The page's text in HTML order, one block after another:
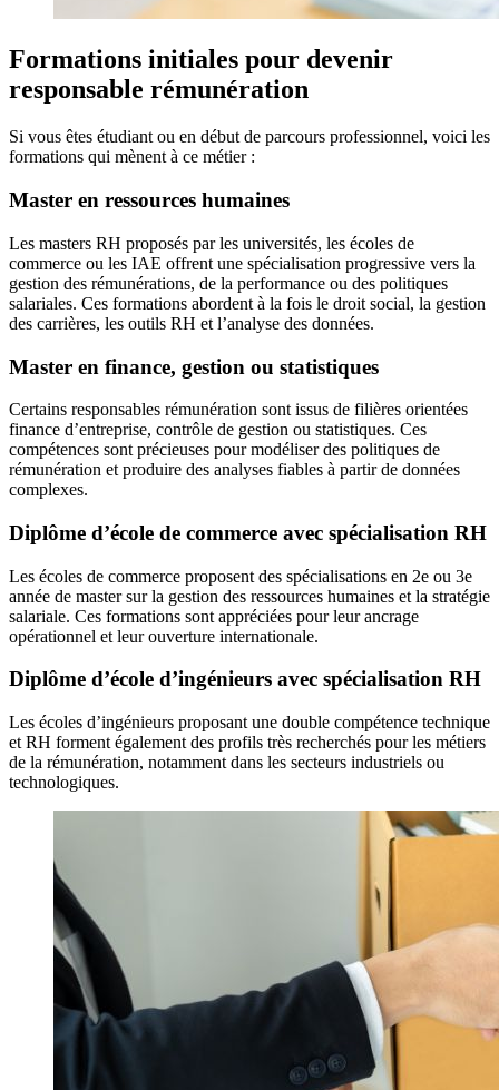
Formations initiales pour devenir
responsable rémunération
Si vous êtes étudiant ou en début de parcours professionnel, voici les
formations qui mènent à ce métier :
Master en ressources humaines
Les masters RH proposés par les universités, les écoles de
commerce ou les IAE offrent une spécialisation progressive vers la
gestion des rémunérations, de la performance ou des politiques
salariales. Ces formations abordent à la fois le droit social, la gestion
des carrières, les outils RH et l’analyse des données.
Master en finance, gestion ou statistiques
Certains responsables rémunération sont issus de filières orientées
finance d’entreprise, contrôle de gestion ou statistiques. Ces
compétences sont précieuses pour modéliser des politiques de
rémunération et produire des analyses fiables à partir de données
complexes.
Diplôme d’école de commerce avec spécialisation RH
Les écoles de commerce proposent des spécialisations en 2e ou 3e
année de master sur la gestion des ressources humaines et la stratégie
salariale. Ces formations sont appréciées pour leur ancrage
opérationnel et leur ouverture internationale.
Diplôme d’école d’ingénieurs avec spécialisation RH
Les écoles d’ingénieurs proposant une double compétence technique
et RH forment également des profils très recherchés pour les métiers
de la rémunération, notamment dans les secteurs industriels ou
technologiques.